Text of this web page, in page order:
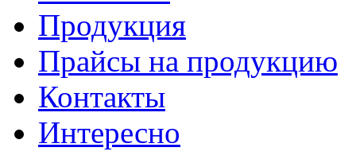
Продукция
Прайсы на продукцию
Контакты
Интересно